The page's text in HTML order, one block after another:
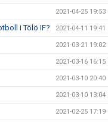
2021-04-25 19:53
i Tölö IF? 2021-04-11 19:41
2021-03-21 19:02
2021-03-16 16:15
2021-03-10 20:40
2021-03-10 13:04
2021-02-25 17:19